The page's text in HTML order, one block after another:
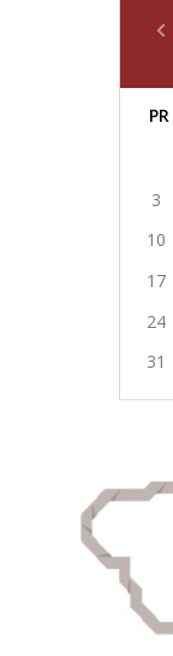
PR
3
10
17
24
31